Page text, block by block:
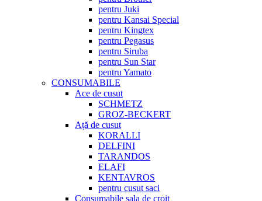
pentru Juki
pentru Kansai Special
pentru Kingtex
pentru Pegasus
pentru Siruba
pentru Sun Star
pentru Yamato
CONSUMABILE
Ace de cusut
SCHMETZ
GROZ-BECKERT
Ață de cusut
KORALLI
DELFINI
TARANDOS
ELAFI
KENTAVROS
pentru cusut saci
Consumabile sala de croit